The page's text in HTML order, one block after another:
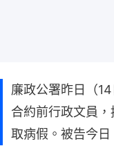
廉政公署昨日（
合約前行政文員
取病假。被告今